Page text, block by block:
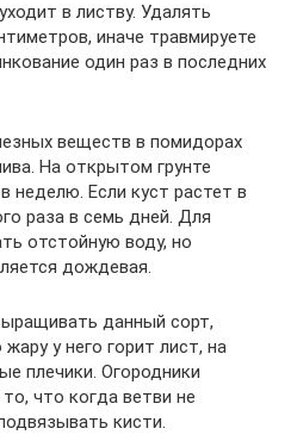
в листву. Удалять
иначе травмируете
один раз в последних
веществ в помидорах
На открытом грунте
неделю. Если куст растет в
раза в семь дней. Для
отстойную воду, но
дождевая.
данный сорт,
у него горит лист, на
плечики. Огородники
что когда ветви не
кисти.